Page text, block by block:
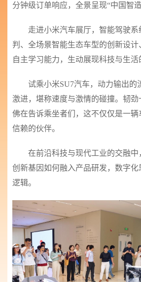
分钟级订单响应，全景呈现“中国智
走进小米汽车展厅，智能驾驶系
判、全场景智能生态车型的创新设计
自主学习能力，生动展现科技与生活
试乘小米SU7汽车，动力输出的
激进，堪称速度与激情的碰撞。韧
佛在告诉乘坐者们，这不仅仅是一辆
信赖的伙伴。
在前沿科技与现代工业的交融中
创新基因如何融入产品研发，数字化
逻辑。